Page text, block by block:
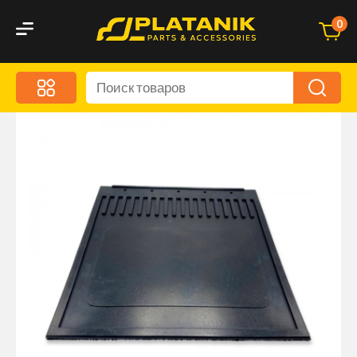
0
Меню
Акционные предложения
Автохимия и уход
Оптика и светотехника
Брызговики
Запчасти кузова и зеркала
Малый коммерческий транспорт
Маркировочные знаки и светоотражатели